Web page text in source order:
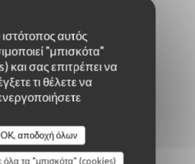
αυτός
"μπισκότα"
και σας επιτρέπει να
τι θέλετε να
OK, αποδοχή όλων
όλα τα "μπισκότα" (cookies)